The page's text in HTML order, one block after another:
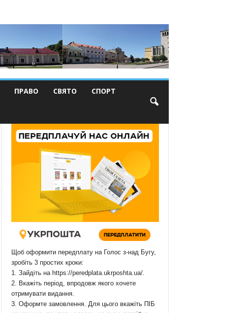
ПРАВО СВЯТО СПОРТ
Щоб оформити передплату на Голос з-над Бугу,
зробіть 3 простих кроки:
1. Зайдіть на https://peredplata.ukrposhta.ua/.
2. Вкажіть період, впродовж якого хочете
отримувати видання.
3. Оформте замовлення. Для цього вкажіть ПІБ